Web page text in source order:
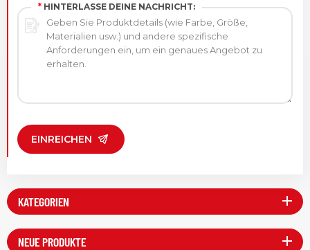
* HINTERLASSE DEINE NACHRICHT:
EINREICHEN
KATEGORIEN
NEUE PRODUKTE